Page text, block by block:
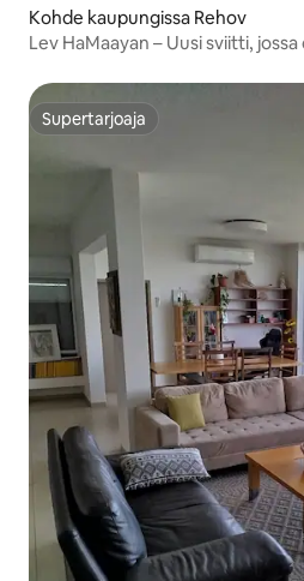
Kohde kaupungissa Rehov
Lev HaMaayan – Uusi sviitti,
Supertarjoaja
Supertarjoaja